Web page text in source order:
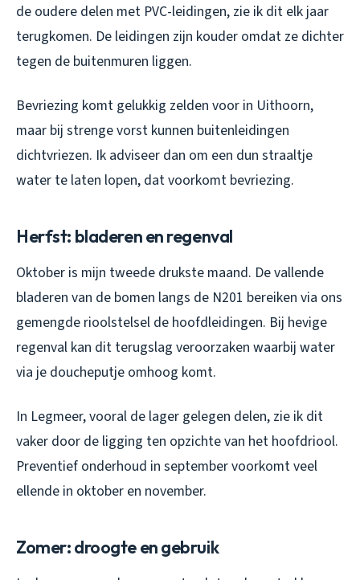
de oudere delen met PVC-leidingen, zie ik dit elk jaar
terugkomen. De leidingen zijn kouder omdat ze dichter
tegen de buitenmuren liggen.
Bevriezing komt gelukkig zelden voor in Uithoorn,
maar bij strenge vorst kunnen buitenleidingen
dichtvriezen. Ik adviseer dan om een dun straaltje
water te laten lopen, dat voorkomt bevriezing.
Herfst: bladeren en regenval
Oktober is mijn tweede drukste maand. De vallende
bladeren van de bomen langs de N201 bereiken via ons
gemengde rioolstelsel de hoofdleidingen. Bij hevige
regenval kan dit terugslag veroorzaken waarbij water
via je doucheputje omhoog komt.
In Legmeer, vooral de lager gelegen delen, zie ik dit
vaker door de ligging ten opzichte van het hoofdriool.
Preventief onderhoud in september voorkomt veel
ellende in oktober en november.
Zomer: droogte en gebruik